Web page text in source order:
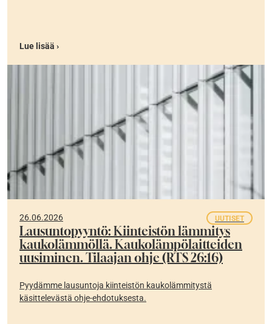
Lue lisää ›
26.06.2026 UUTISET
Lausuntopyyntö: Kiinteistön lämmitys
kaukolämmöllä. Kaukolämpölaitteiden
uusiminen. Tilaajan ohje (RTS 26:16)
Pyydämme lausuntoja kiinteistön kaukolämmitystä
käsittelevästä ohje-ehdotuksesta.